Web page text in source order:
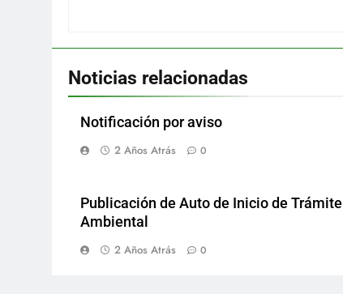
Noticias relacionadas
Notificación por aviso
2 Años Atrás 0
Publicación de Auto de Inicio de Trámite
Ambiental
2 Años Atrás 0